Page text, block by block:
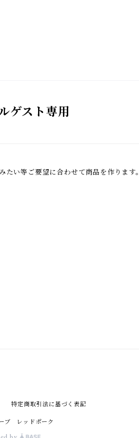
ゲスト専用
い等ご要望に合わせて商品を作ります。
特定商取引法に基づく表記
ブ レッドポーク